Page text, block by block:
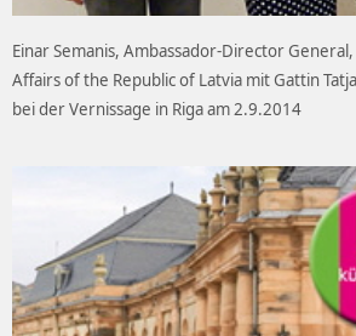
Einar Semanis, Ambassador-Director
Affairs of the Republic of Latvia mit Gattin
bei der Vernissage in Riga am 2.9.2014